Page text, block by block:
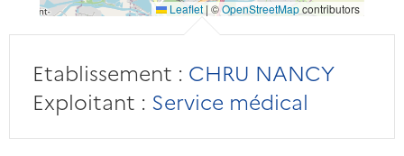
Leaflet | ©OpenStreetMapcontributors
Etablissement : CHRU NANCY
Exploitant : Service médical